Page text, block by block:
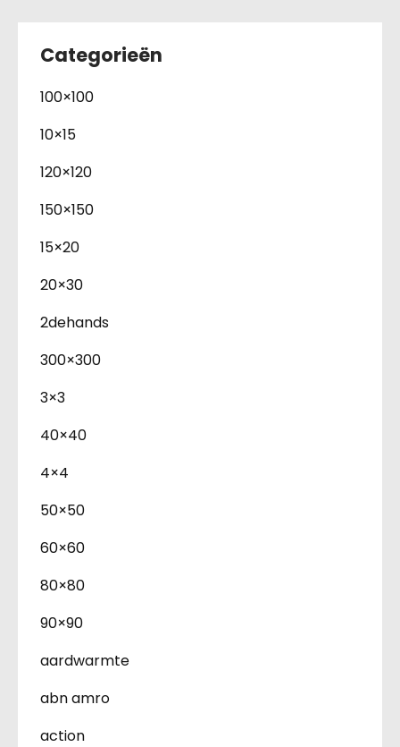
Categorieën
100×100
10×15
120×120
150×150
15×20
20×30
2dehands
300×300
3×3
40×40
4×4
50×50
60×60
80×80
90×90
aardwarmte
abn amro
action